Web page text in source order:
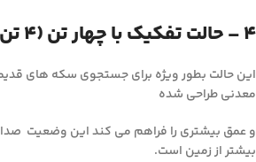
4 – حالت تفکیک با چهار تن (4 تن)
این حالت بطور ویژه برای جستجوی سکه های
معدنی طراحی شده
و عمق بیشتری را فراهم می کند این وضعیت
بیشتر از زمین است.